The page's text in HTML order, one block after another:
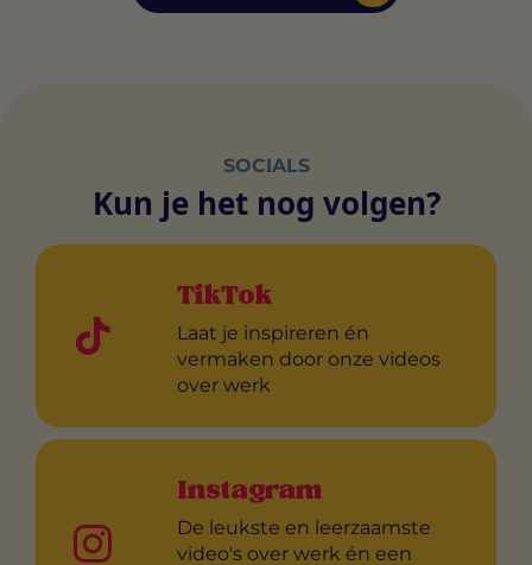
SOCIALS
Kun je het nog volgen?
TikTok
Laat je inspireren én
vermaken door onze videos
over werk
Instagram
De leukste en leerzaamste
video's over werk én een